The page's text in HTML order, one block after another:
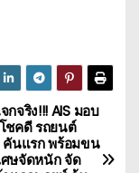
จริง!!! AIS มอบ
ชคดี รถยนต์
คันแรก พร้อมขน
ษจัดหนัก จัด